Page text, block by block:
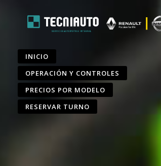
INICIO
OPERACIÓN Y CONTROLES
PRECIOS POR MODELO
RESERVAR TURNO